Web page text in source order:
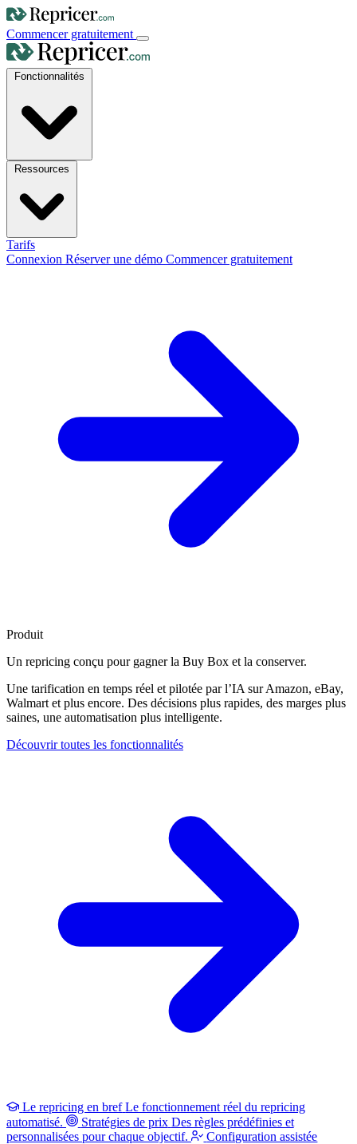
Commencer gratuitement
Tarifs
Connexion Réserver une démo Commencer gratuitement
Produit
Un repricing conçu pour gagner la Buy Box et la conserver.
Une tarification en temps réel et pilotée par l’IA sur Amazon, eBay,
Walmart et plus encore. Des décisions plus rapides, des marges plus
saines, une automatisation plus intelligente.
Découvrir toutes les fonctionnalités
Le repricing en bref Le fonctionnement réel du repricing
automatisé.
Stratégies de prix Des règles prédéfinies et
personnalisées pour chaque objectif.
Configuration assistée